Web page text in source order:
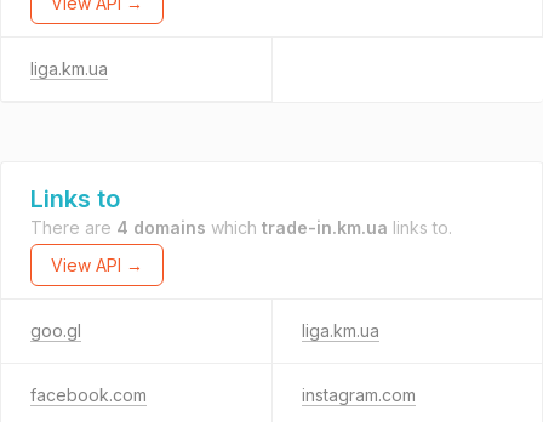
liga.km.ua
Links to
There are 4 domains which trade-in.km.ua links to.
View API →
goo.gl liga.km.ua
facebook.com instagram.com